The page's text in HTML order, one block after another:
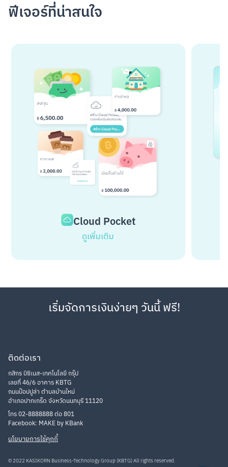
ฟีเจอร์ที่น่าสนใจ
Cloud Pocket
ดูเพิ่มเติม
ติดต่อเรา
กสิกร บิซิเนส-เทคโนโลยี กรุ๊ป
เลขที่ 46/6 อาคาร KBTG
ถนนป๊อปปูล่า ตำบลบ้านใหม่
อำเภอปากเกร็ด จังหวัดนนทบุรี 11120
โทร 02-8888888 ต่อ 801
Facebook: MAKE by KBank
นโยบายการใช้คุกกี้
เริ่มจัดการเงินง่ายๆ วันนี้ ฟรี!
© 2022 KASIKORN Business-Technology Group (KBTG) All rights reserved.